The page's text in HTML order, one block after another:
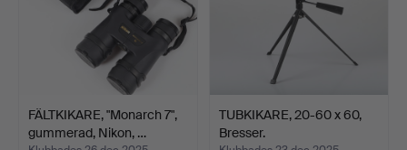
FÄLTKIKARE, "Monarch 7",
gummerad, Nikon, …
TUBKIKARE, 20-60 x 60,
Bresser.